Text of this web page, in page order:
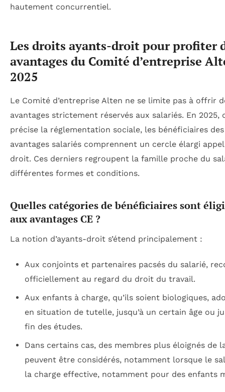
hautement concurrentiel.
Les droits ayants-droit pour profiter
avantages du Comité d’entreprise
2025
Le Comité d’entreprise Alten ne se limite pas à offrir
avantages strictement réservés aux salariés. En 2025,
précise la réglementation sociale, les bénéficiaires des
avantages salariés comprennent un cercle élargi
droit. Ces derniers regroupent la famille proche du
différentes formes et conditions.
Quelles catégories de bénéficiaires sont
aux avantages CE ?
La notion d’ayants-droit s’étend principalement :
Aux conjoints et partenaires pacsés du salarié,
officiellement au regard du droit du travail.
Aux enfants à charge, qu’ils soient biologiques,
en situation de tutelle, jusqu’à un certain âge ou
fin des études.
Dans certains cas, des membres plus éloignés de
peuvent être considérés, notamment lorsque le
la charge effective, notamment pour des enfants